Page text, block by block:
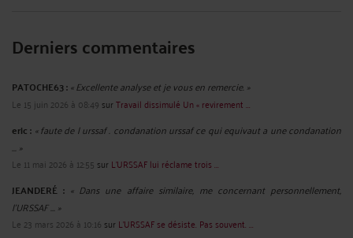
Derniers commentaires
PATOCHE63 :« Excellente analyse et je vous en remercie. »
Le 15 juin 2026 à 08:49 surTravail dissimulé Un « revirement ...
eric : « faute de l urssaf . condanation urssaf ce qui equivaut a une condanation
... »
Le 11 mai 2026 à 12:55 sur L'URSSAF lui réclame trois ...
JEANDERÉ : « Dans une affaire similaire, me concernant personnellement,
l'URSSAF ... »
Le 23 mars 2026 à 10:16 sur L'URSSAF se désiste. Pas souvent. ...